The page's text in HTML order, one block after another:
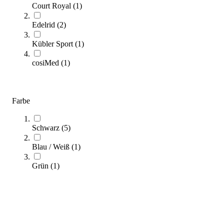
Court Royal (1)
Edelrid (2)
Kübler Sport (1)
cosiMed (1)
Farbe
Schwarz (5)
Blau / Weiß (1)
Grün (1)
Zum Produkt
Varianten zur Auswahl
Sofort lieferbar
SALE